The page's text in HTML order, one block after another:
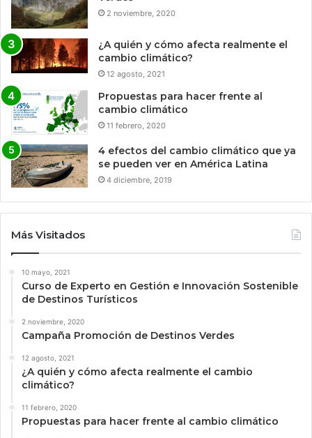
2 noviembre, 2020
¿A quién y cómo afecta realmente el
cambio climático?
12 agosto, 2021
Propuestas para hacer frente al
cambio climático
11 febrero, 2020
4 efectos del cambio climático que ya
se pueden ver en América Latina
4 diciembre, 2019
Más Visitados
10 mayo, 2021
Curso de Experto en Gestión e Innovación Sostenible
de Destinos Turísticos
2 noviembre, 2020
Campaña Promoción de Destinos Verdes
12 agosto, 2021
¿A quién y cómo afecta realmente el cambio
climático?
11 febrero, 2020
Propuestas para hacer frente al cambio climático